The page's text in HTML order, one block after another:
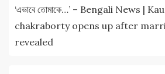
navigation
‘এভাবে তোমাকে…’ – Bengali News |
chakraborty opens up after
revealed